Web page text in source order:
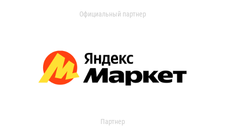
Официальный партнер
Партнер